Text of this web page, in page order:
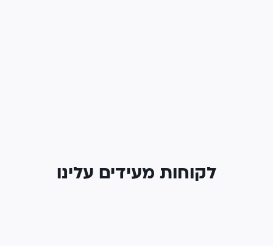
לקוחות מעידים עלינו